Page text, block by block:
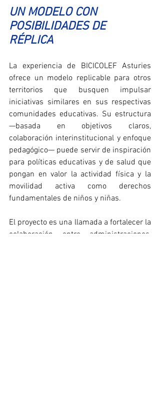
UN MODELO CON
POSIBILIDADES DE
RÉPLICA
La experiencia de BICICOLEF Asturies
ofrece un modelo replicable para otros
territorios que busquen impulsar
iniciativas similares en sus respectivas
comunidades educativas. Su estructura
—basada en objetivos claros,
colaboración interinstitucional y enfoque
pedagógico— puede servir de inspiración
para políticas educativas y de salud que
pongan en valor la actividad física y la
movilidad activa como derechos
fundamentales de niños y niñas.
El proyecto es una llamada a fortalecer la
colaboración entre administraciones,